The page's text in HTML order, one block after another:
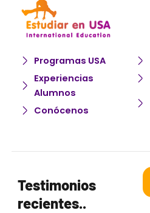
Programas USA
Experiencias
Alumnos
Conócenos
Testimonios
recientes..